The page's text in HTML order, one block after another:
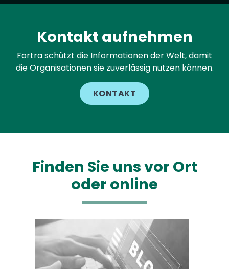
Kontakt aufnehmen
Fortra schützt die Informationen der Welt, damit
die Organisationen sie zuverlässig nutzen können.
KONTAKT
Finden Sie uns vor Ort
oder online